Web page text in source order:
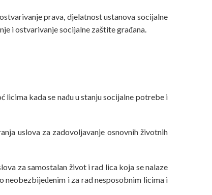
prava, djelatnost ustanova socijalne
i ostvarivanje socijalne zaštite građana.
licima kada se nađu u stanju socijalne potrebe i
uslova za zadovoljavanje osnovnih životnih
za samostalan život i rad lica koja se nalaze
neobezbijeđenim i za rad nesposobnim licima i